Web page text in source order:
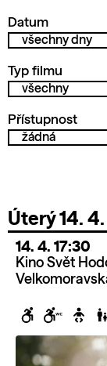
Datum
Typ filmu
Přístupnost
Úterý 14. 4.
14. 4. 17:30
Kino Svět